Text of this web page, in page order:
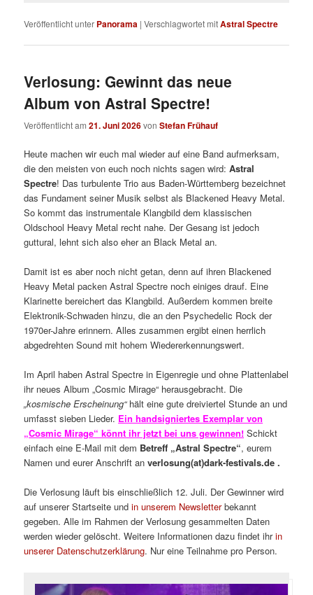
Veröffentlicht unter Panorama |Verschlagwortet mitAstral Spectre
Verlosung: Gewinnt das neue
Album von Astral Spectre!
Veröffentlicht am21. Juni 2026vonStefan Frühauf
Heute machen wir euch mal wieder auf eine Band aufmerksam,
die den meisten von euch noch nichts sagen wird:Astral
Spectre! Das turbulente Trio aus Baden-Württemberg bezeichnet
das Fundament seiner Musik selbst als Blackened Heavy Metal.
So kommt das instrumentale Klangbild dem klassischen
Oldschool Heavy Metal recht nahe. Der Gesang ist jedoch
guttural, lehnt sich also eher an Black Metal an.
Damit ist es aber noch nicht getan, denn auf ihren Blackened
Heavy Metal packen Astral Spectre noch einiges drauf. Eine
Klarinette bereichert das Klangbild. Außerdem kommen breite
Elektronik-Schwaden hinzu, die an den Psychedelic Rock der
1970er-Jahre erinnern. Alles zusammen ergibt einen herrlich
abgedrehten Sound mit hohem Wiedererkennungswert.
Im April haben Astral Spectre in Eigenregie und ohne Plattenlabel
ihr neues Album „Cosmic Mirage“ herausgebracht. Die
„kosmische Erscheinung“hält eine gute dreiviertel Stunde an und
umfasst sieben Lieder. Ein handsigniertes Exemplar von
„Cosmic Mirage“ könnt ihr jetzt bei uns gewinnen! Schickt
einfach eine E-Mail mit dem Betreff „Astral Spectre“, eurem
Namen und eurer Anschrift anverlosung(at)dark-festivals.de .
Die Verlosung läuft bis einschließlich 12. Juli. Der Gewinner wird
auf unserer Startseite undin unserem Newsletterbekannt
gegeben. Alle im Rahmen der Verlosung gesammelten Daten
werden wieder gelöscht. Weitere Informationen dazu findet ihrin
unserer Datenschutzerklärung. Nur eine Teilnahme pro Person.